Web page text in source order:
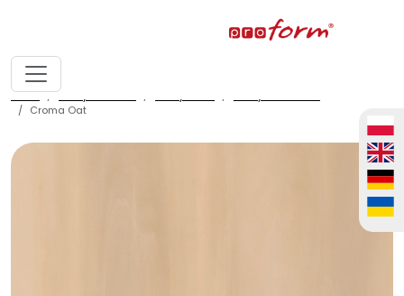
home fronty meblowe
Croma Oat